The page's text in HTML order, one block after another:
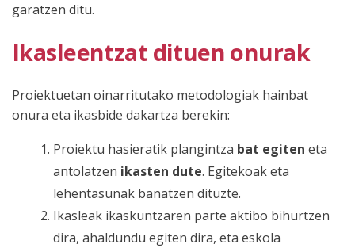
garatzen ditu.
Ikasleentzat dituen onurak
Proiektuetan oinarritutako metodologiak hainbat
onura eta ikasbide dakartza berekin:
Proiektu hasieratik plangintza bat egiten eta
antolatzen ikasten dute. Egitekoak eta
lehentasunak banatzen dituzte.
Ikasleak ikaskuntzaren parte aktibo bihurtzen
dira, ahaldundu egiten dira, eta eskola